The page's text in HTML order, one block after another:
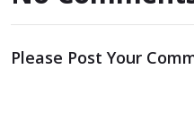
Please Post Your